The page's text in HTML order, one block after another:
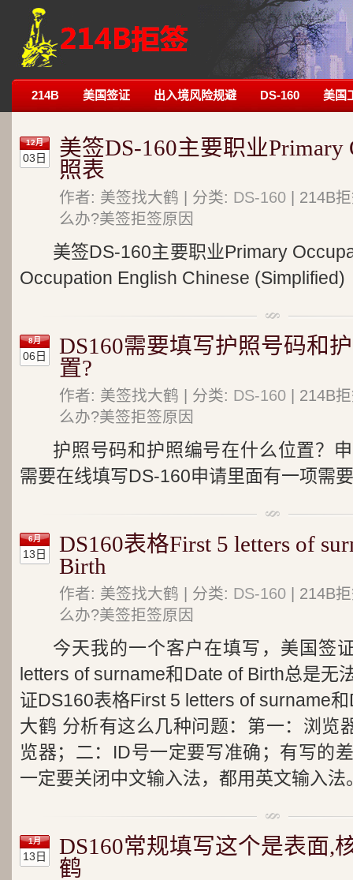
214B 美国签证 出入境风险规避 DS-160 美国
12月
03日
美签DS-160主要职业Primary
照表
作者: 美签找大鹤 | 分类: DS-160 | 214B
么办?美签拒签原因
美签DS-160主要职业Primary
Occupation English Chinese (Simplified)
8月
06日
DS160需要填写护照号码和
置?
作者: 美签找大鹤 | 分类: DS-160 | 214B
么办?美签拒签原因
护照号码和护照编号在什么位置？
需要在线填写DS-160申请里面有一项需
6月
13日
DS160表格First 5 letters of
Birth
作者: 美签找大鹤 | 分类: DS-160 | 214B
么办?美签拒签原因
今天我的一个客户在填写，美国签
letters of surname和Date of Birth总是无
证DS160表格First 5 letters of surname
大鹤 分析有这么几种问题：第一：浏览
览器；二：ID号一定要写准确；有写的
一定要关闭中文输入法，都用英文输入法
1月
13日
DS160常规填写这个是表面,
鹤